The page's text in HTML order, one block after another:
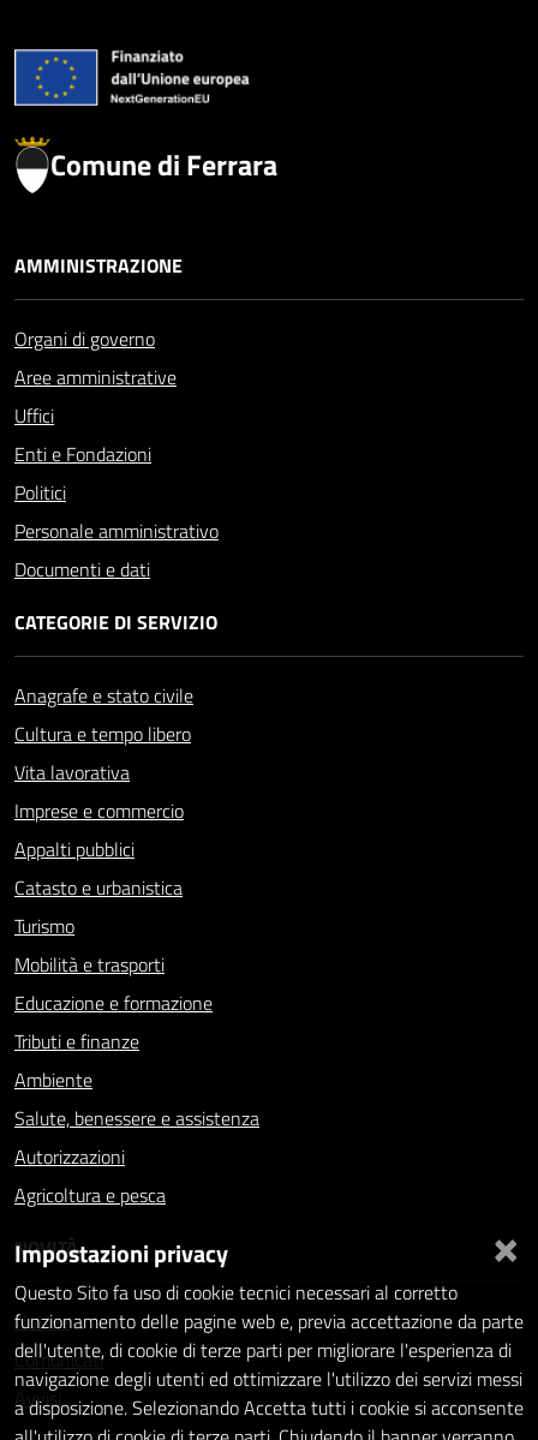
Comune di Ferrara
AMMINISTRAZIONE
Organi di governo
Aree amministrative
Uffici
Enti e Fondazioni
Politici
Personale amministrativo
Documenti e dati
CATEGORIE DI SERVIZIO
Anagrafe e stato civile
Cultura e tempo libero
Vita lavorativa
Imprese e commercio
Appalti pubblici
Catasto e urbanistica
Turismo
Mobilità e trasporti
Educazione e formazione
Tributi e finanze
Ambiente
Salute, benessere e assistenza
Autorizzazioni
Agricoltura e pesca
NOVITÀ
Notizie
Comunicati
Avvisi
×
Impostazioni privacy
Questo Sito fa uso di cookie tecnici necessari al corretto
funzionamento delle pagine web e, previa accettazione da parte
dell'utente, di cookie di terze parti per migliorare l'esperienza di
navigazione degli utenti ed ottimizzare l'utilizzo dei servizi messi
a disposizione. Selezionando Accetta tutti i cookie si acconsente